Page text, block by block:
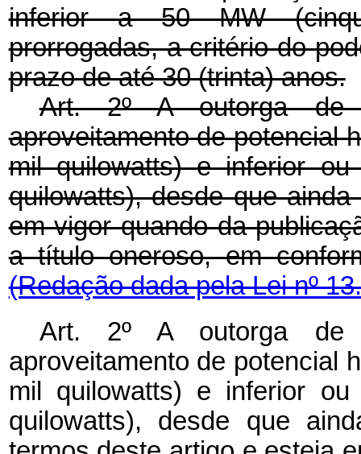
inferior a 50 MW
prorrogadas, a critério do
prazo de até 30 (trinta) anos.
Art. 2º A outorga de
aproveitamento de potencial
mil quilowatts) e inferior
quilowatts), desde que
em vigor quando da
a título oneroso, em
(Redação dada pela Lei nº
Art. 2º A outorga de
aproveitamento de potencial
mil quilowatts) e inferior
quilowatts), desde que